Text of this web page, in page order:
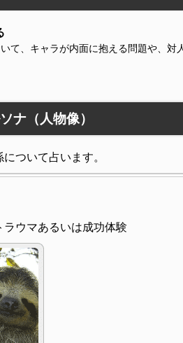
て、キャラが内面に抱える問題や、対
ナ（人物像）
ついて占います。
ウマあるいは成功体験